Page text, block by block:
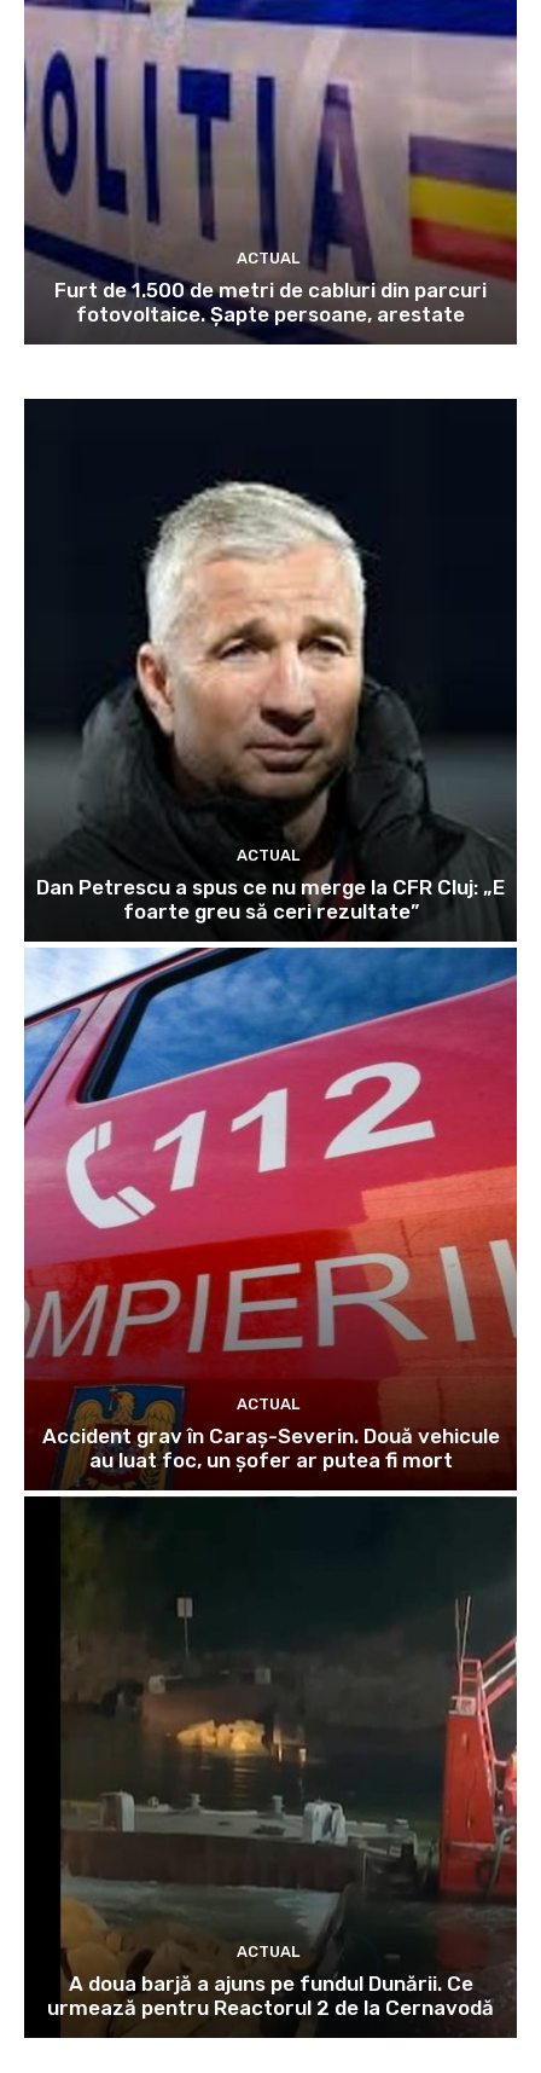
ACTUAL
Furt de 1.500 de metri de cabluri din parcuri
fotovoltaice. Șapte persoane, arestate
ACTUAL
Dan Petrescu a spus ce nu merge la CFR Cluj: „E
foarte greu să ceri rezultate”
ACTUAL
Accident grav în Caraș-Severin. Două vehicule
au luat foc, un șofer ar putea fi mort
ACTUAL
A doua barjă a ajuns pe fundul Dunării. Ce
urmează pentru Reactorul 2 de la Cernavodă